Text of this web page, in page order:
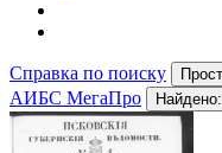
Справка по поиску
АИБС МегаПро
Найдено: